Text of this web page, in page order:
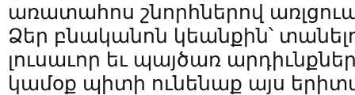
առատահոս շնորհներով
Ձեր բնականոն կեանքին՝
լուսաւոր եւ պայծառ
կամօք պիտի ունենաք այս